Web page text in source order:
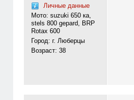
Личные данные
Мото: suzuki 650 ка,
stels 800 gepard, BRP
Rotax 600
Город: г. Люберцы
Возраст: 38